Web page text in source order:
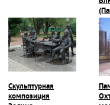
и
Скульптурная
композиция